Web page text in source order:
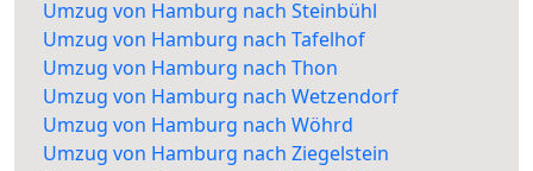
Umzug von Hamburg nach Steinbühl
Umzug von Hamburg nach Tafelhof
Umzug von Hamburg nach Thon
Umzug von Hamburg nach Wetzendorf
Umzug von Hamburg nach Wöhrd
Umzug von Hamburg nach Ziegelstein